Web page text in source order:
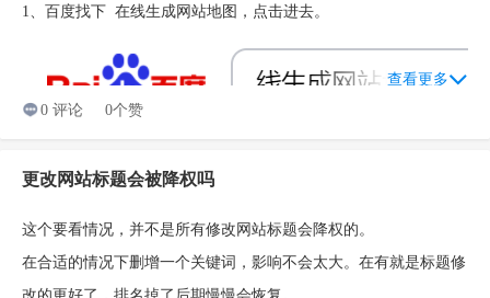
1、百度找下 在线生成网站地图，点击进去。
查看更多
0 评论
0个赞
更改网站标题会被降权吗
这个要看情况，并不是所有修改网站标题会降权的。
在合适的情况下删增一个关键词，影响不会太大。在有就是标题修